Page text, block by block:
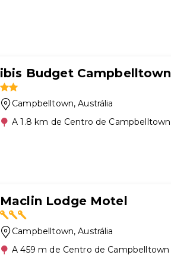
ibis Budget Campbelltown
Campbelltown, Austrália
A 1.8 km de Centro de Campbelltown
Maclin Lodge Motel
Campbelltown, Austrália
A 459 m de Centro de Campbelltown